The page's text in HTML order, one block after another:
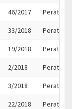
46/2017 Peraturan
33/2018 Peraturan
19/2018 Peraturan
2/2018 Peraturan
3/2018 Peraturan
22/2018 Peraturan